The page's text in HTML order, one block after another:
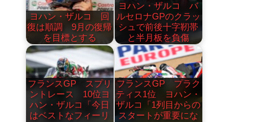
ヨハン・ザルコ 回
復は順調 9月の復帰
を目標とする
ヨハン・ザルコ バ
ルセロナGPのクラッ
シュで前後十字靭帯
と半月板を負傷
フランスGP スプリ
ントレース 10位ヨ
ハン・ザルコ「今日
はベストなフィーリ
フランスGP プラク
ティス1位 ヨハン・
ザルコ「1列目からの
スタートが重要にな